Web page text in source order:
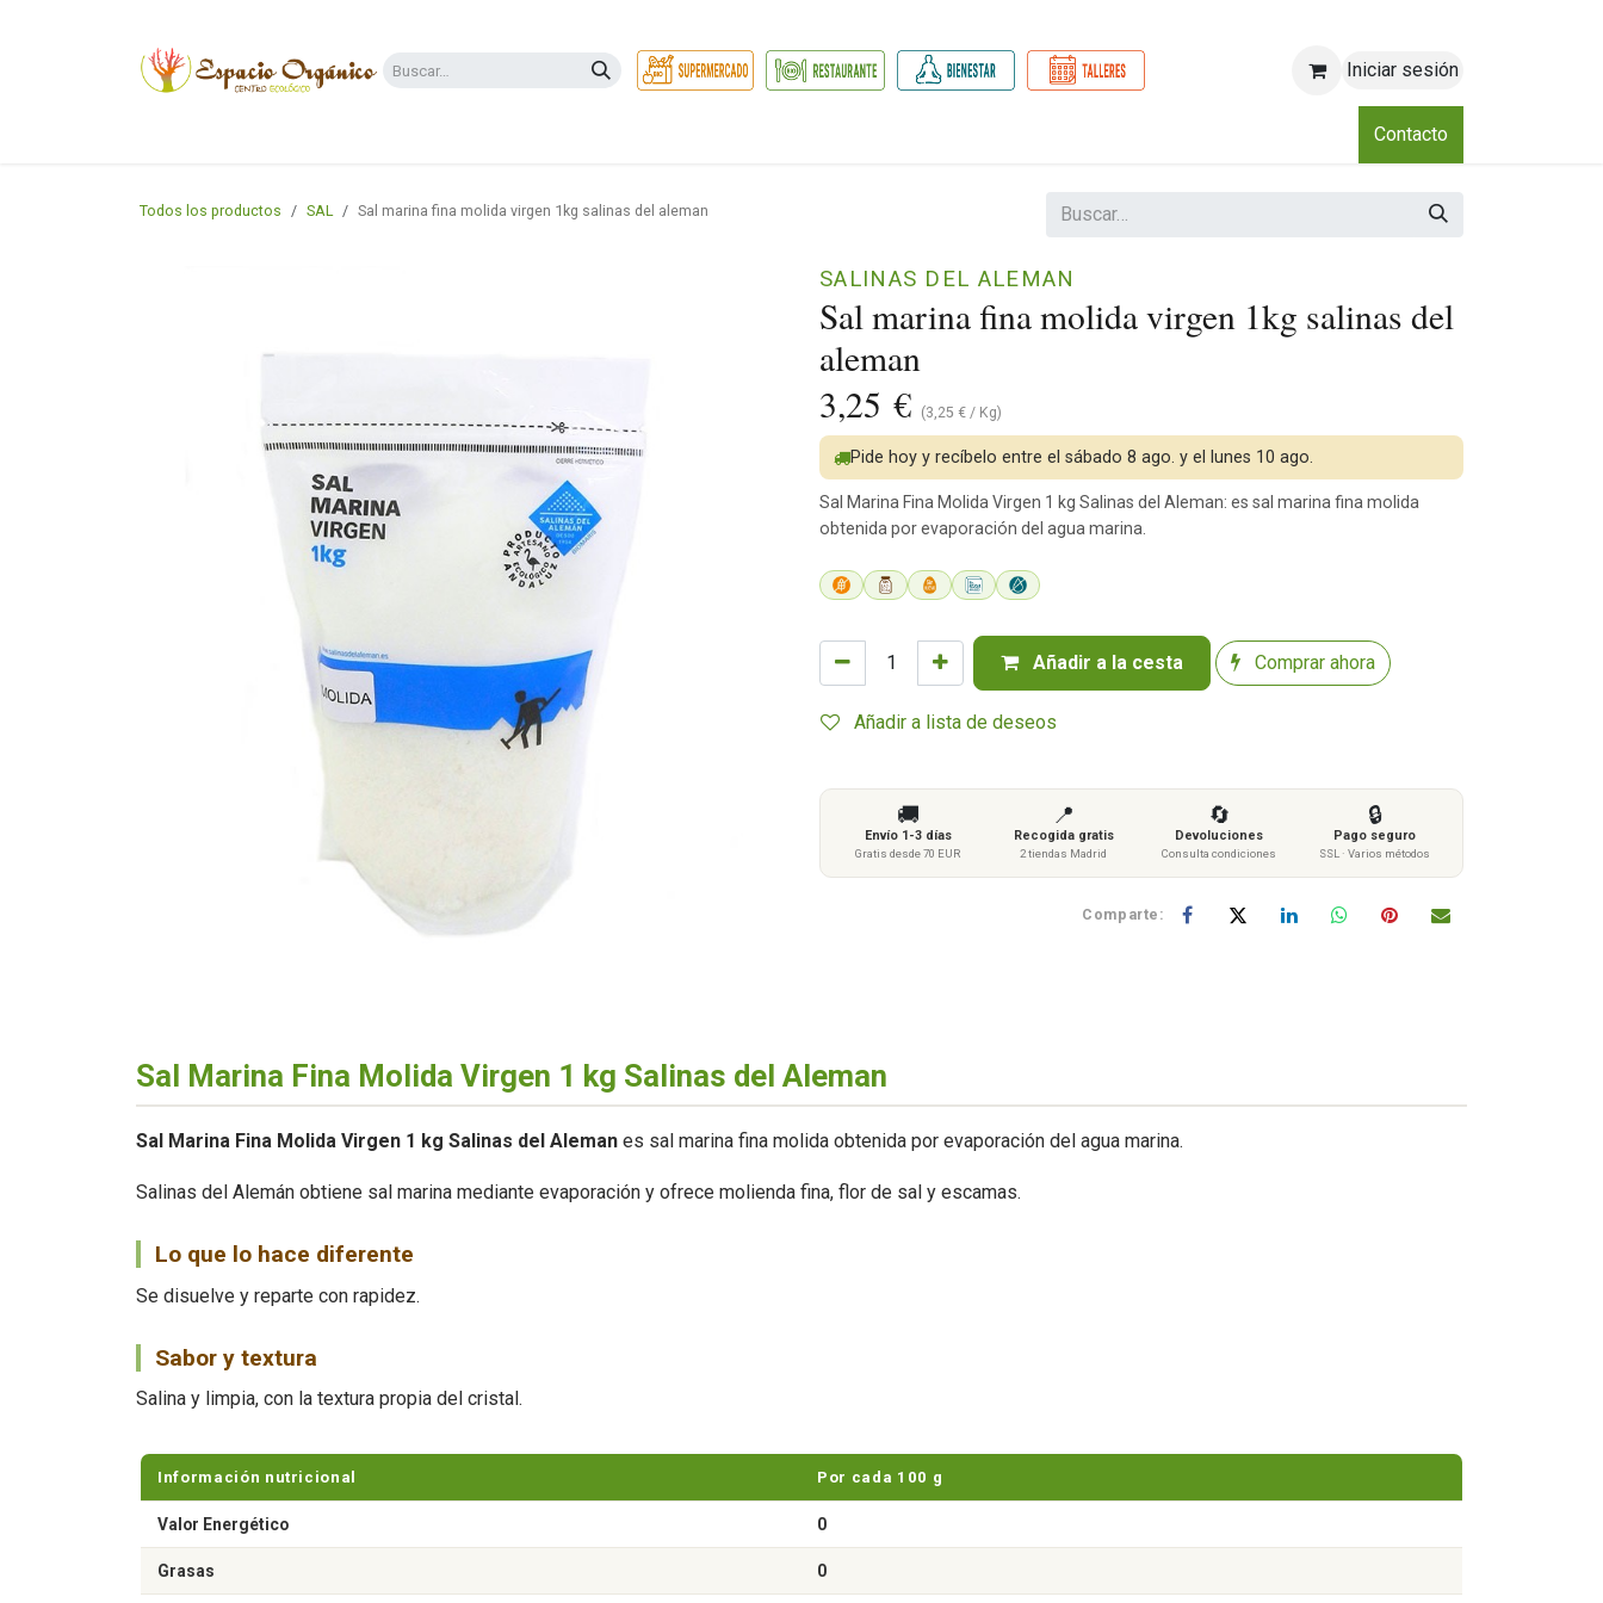
Iniciar sesión
Club
Contacto
Todos los productos SAL Sal marina fina molida virgen 1kg salinas del aleman
Sal marina fina molida virgen 1kg salinas del
aleman
SALINAS DEL ALEMAN
3,25 € (3,25 € / Kg)
Añadir a la cesta Comprar ahora
Añadir a lista de deseos
Pide hoy y recíbelo entre el sábado 8 ago. y el lunes 10 ago.
Sal Marina Fina Molida Virgen 1 kg Salinas del Aleman: es sal marina fina molida
obtenida por evaporación del agua marina.
🚚
Envío 1-3 días
Gratis desde 70 EUR
📍
Recogida gratis
2 tiendas Madrid
🔄
Devoluciones
Consulta condiciones
🔒
Pago seguro
SSL · Varios métodos
Comparte:
Sal Marina Fina Molida Virgen 1 kg Salinas del Aleman
Sal Marina Fina Molida Virgen 1 kg Salinas del Aleman es sal marina fina molida obtenida por evaporación del agua marina.
Salinas del Alemán obtiene sal marina mediante evaporación y ofrece molienda fina, flor de sal y escamas.
Lo que lo hace diferente
Se disuelve y reparte con rapidez.
Sabor y textura
Salina y limpia, con la textura propia del cristal.
Información nutricional Por cada 100 g
Valor Energético 0
Grasas 0